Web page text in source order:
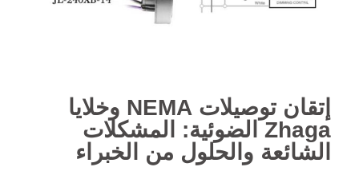
إتقان توصيلات NEMA وخلايا
Zhaga الضوئية: المشكلات
الشائعة والحلول من الخبراء